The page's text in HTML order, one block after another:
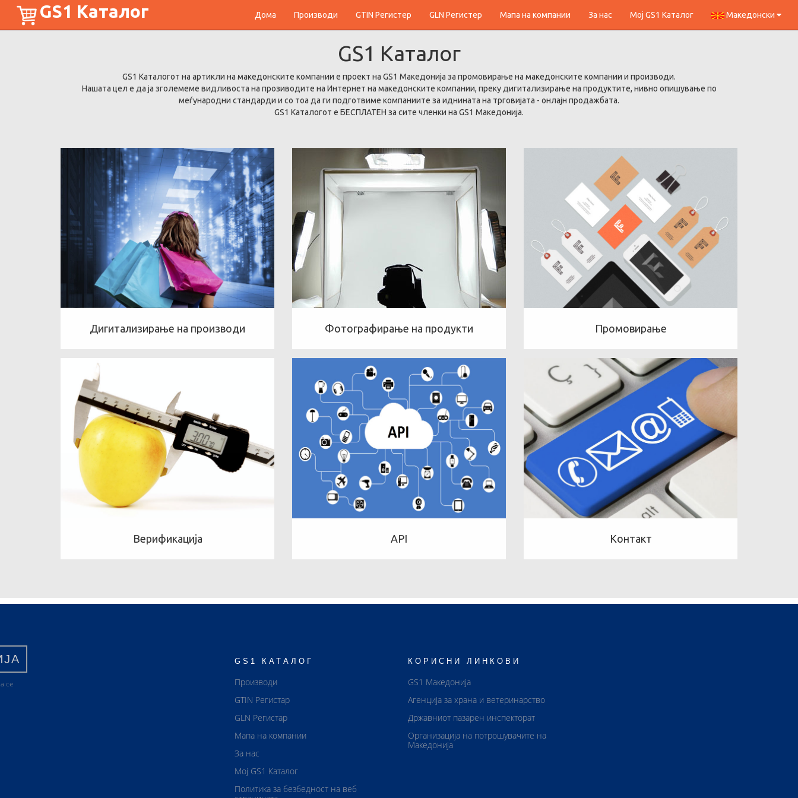
GS1 Каталог Дома Производи GTIN Регистер GLN Регистер Мапа на компании За нас Мој GS1 Каталог Македонски
GS1 Каталог
GS1 Каталогот на артикли на македонските компании е проект на GS1 Македонија за промовирање на македонските компании и производи.
Нашата цел е да ја зголемеме видливоста на прозиводите на Интернет на македонските компании, преку дигитализирање на продуктите, нивно опишување по
меѓународни стандарди и со тоа да ги подготвиме компаниите за иднината на трговијата - онлајн продажбата.
GS1 Каталогот е БЕСПЛАТЕН за сите членки на GS1 Македонија.
Дигитализирање на производи Фотографирање на продукти Промовирање
Верификација API Контакт
GS1 КАТАЛОГ
Производи
GTIN Регистар
GLN Регистар
Мапа на компании
За нас
Мој GS1 Каталог
Политика за безбедност на веб
КОРИСНИ ЛИНКОВИ
GS1 Македонија
Агенција за храна и ветеринарство
Државниот пазарен инспекторат
Организација на потрошувачите на
Македонија
се